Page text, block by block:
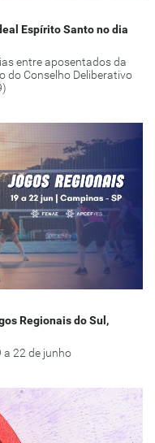
Espírito Santo no dia
entre aposentados da
do Conselho Deliberativo
Regionais do Sul,
a 22 de junho